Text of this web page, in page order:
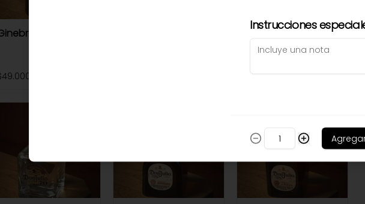
hendricks Ron Medellín 8
$25.000
Instrucciones